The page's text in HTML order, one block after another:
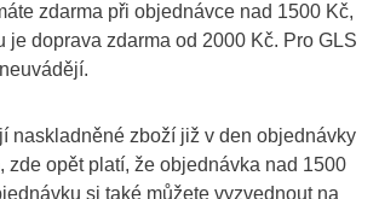
zdarma při objednávce nad 1500 Kč,
je doprava zdarma od 2000 Kč. Pro GLS
naskladněné zboží již v den objednávky
zde opět platí, že objednávka nad 1500
si také můžete vyzvednout na